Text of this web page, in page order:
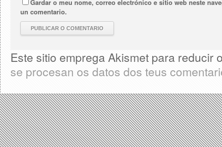
Gardar o meu nome, correo electrónico e sitio web neste
un comentario.
Este sitio emprega Akismet para reducir
se procesan os datos dos teus